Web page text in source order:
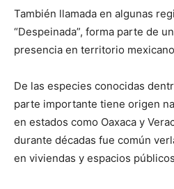
También llamada en algunas
“Despeinada”, forma parte de
presencia en territorio
De las especies conocidas
parte importante tiene origen
en estados como Oaxaca y
durante décadas fue común
en viviendas y espacios